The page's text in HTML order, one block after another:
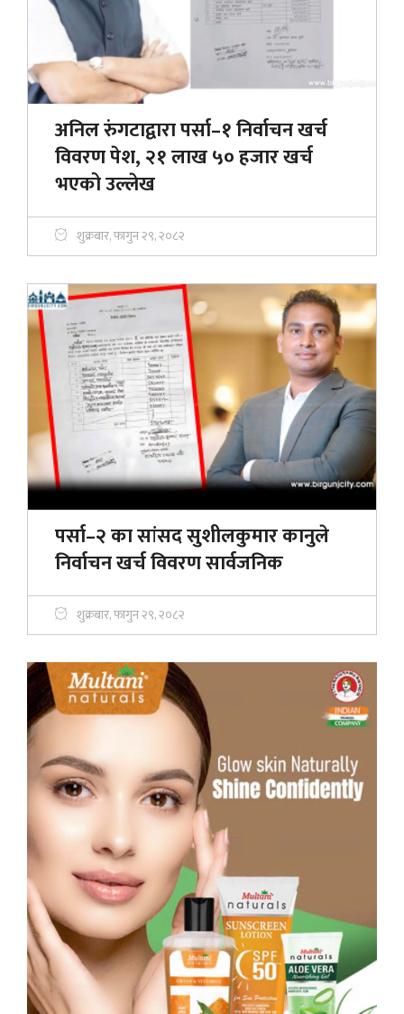
अनिल रुंगटाद्वारा पर्सा–१ निर्वाचन खर्च
विवरण पेश, २१ लाख ५० हजार खर्च
भएको उल्लेख
शुक्रबार, फागुन २९, २०८२
पर्सा–२ का सांसद सुशीलकुमार कानुले
निर्वाचन खर्च विवरण सार्वजनिक
शुक्रबार, फागुन २९, २०८२